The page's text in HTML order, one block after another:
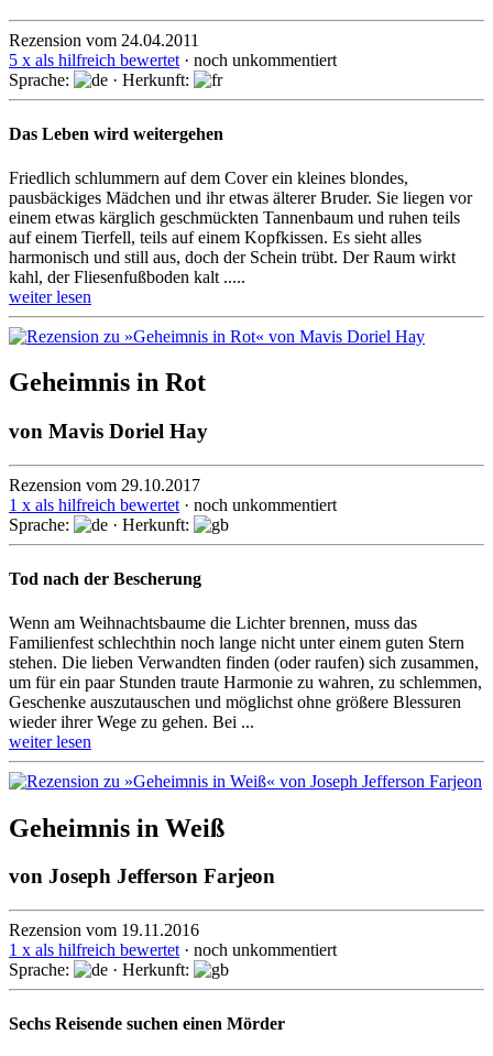
Rezension vom 24.04.2011
5 x als hilfreich bewertet · noch unkommentiert
Sprache:
· Herkunft:
Das Leben wird weitergehen
Friedlich schlummern auf dem Cover ein kleines blondes,
pausbäckiges Mädchen und ihr etwas älterer Bruder. Sie liegen vor
einem etwas kärglich geschmückten Tannenbaum und ruhen teils
auf einem Tierfell, teils auf einem Kopfkissen. Es sieht alles
harmonisch und still aus, doch der Schein trübt. Der Raum wirkt
kahl, der Fliesenfußboden kalt .....
weiter lesen
Geheimnis in Rot
von Mavis Doriel Hay
Rezension vom 29.10.2017
1 x als hilfreich bewertet · noch unkommentiert
Sprache:
· Herkunft:
Tod nach der Bescherung
Wenn am Weihnachtsbaume die Lichter brennen, muss das
Familienfest schlechthin noch lange nicht unter einem guten Stern
stehen. Die lieben Verwandten finden (oder raufen) sich zusammen,
um für ein paar Stunden traute Harmonie zu wahren, zu schlemmen,
Geschenke auszu­tauschen und möglichst ohne größere Blessuren
wieder ihrer Wege zu gehen. Bei ...
weiter lesen
Geheimnis in Weiß
von Joseph Jefferson Farjeon
Rezension vom 19.11.2016
1 x als hilfreich bewertet · noch unkommentiert
Sprache:
· Herkunft:
Sechs Reisende suchen einen Mörder